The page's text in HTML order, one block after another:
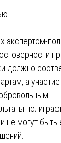
экспертом-
должно
а участие
не могут быть